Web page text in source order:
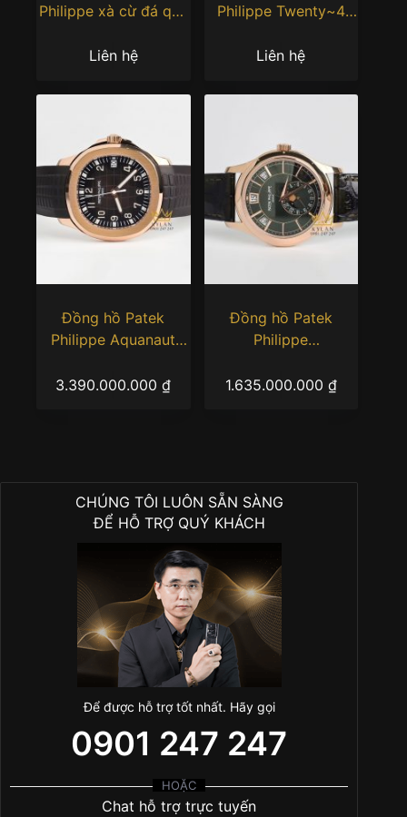
Philippe xà cừ đá quý
Liên hệ
Philippe Twenty~4
bạc opaline
Liên hệ
Đồng hồ Patek
Philippe Aquanaut
3.390.000.000₫
Đồng hồ Patek
Philippe
5205R-011 Olive
1.635.000.000 ₫
CHÚNG TÔI LUÔN SẴN SÀNG
ĐỂ HỖ TRỢ QUÝ KHÁCH
Để được hỗ trợ tốt nhất. Hãy gọi
0901 247 247
HOẶC
Chat hỗ trợ trực tuyến